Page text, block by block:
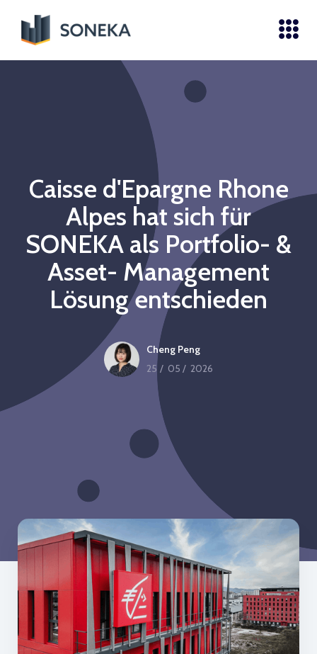
Caisse d'Epargne Rhone
Alpes hat sich für
SONEKA als Portfolio- &
Asset- Management
Lösung entschieden
Cheng Peng
25 / 05 / 2026